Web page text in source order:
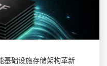
基础设施存储架构革新